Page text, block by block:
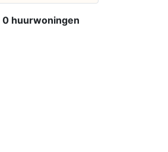
0 huurwoningen